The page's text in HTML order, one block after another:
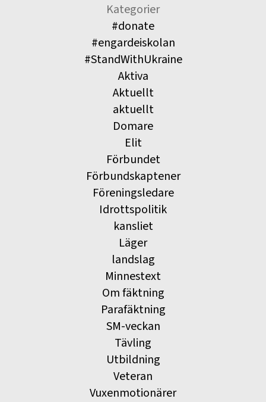
Kategorier
#donate
#engardeiskolan
#StandWithUkraine
Aktiva
Aktuellt
aktuellt
Domare
Elit
Förbundet
Förbundskaptener
Föreningsledare
Idrottspolitik
kansliet
Läger
landslag
Minnestext
Om fäktning
Parafäktning
SM-veckan
Tävling
Utbildning
Veteran
Vuxenmotionärer